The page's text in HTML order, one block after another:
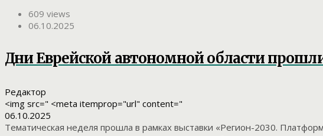
609 views
06.10.2025
Дни Еврейской автономной области
Редактор
<img src=" <meta itemprop="url" content="
06.10.2025
Тематическая неделя прошла в рамках выставки «Регион-2030.